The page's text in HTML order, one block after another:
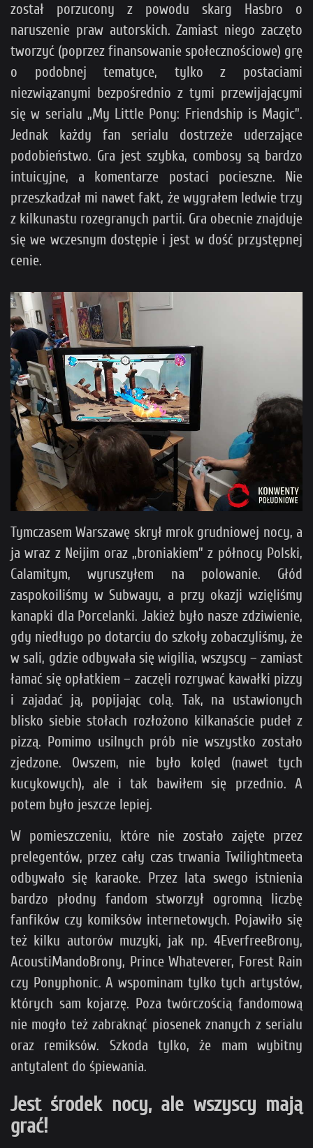
został porzucony z powodu skarg Hasbro o
naruszenie praw autorskich. Zamiast niego zaczęto
tworzyć (poprzez finansowanie społecznościowe) grę
o podobnej tematyce, tylko z postaciami
niezwiązanymi bezpośrednio z tymi przewijającymi
się w serialu „My Little Pony: Friendship is Magic”.
Jednak każdy fan serialu dostrzeże uderzające
podobieństwo. Gra jest szybka, combosy są bardzo
intuicyjne, a komentarze postaci pocieszne. Nie
przeszkadzał mi nawet fakt, że wygrałem ledwie trzy
z kilkunastu rozegranych partii. Gra obecnie znajduje
się we wczesnym dostępie i jest w dość przystępnej
cenie.
Tymczasem Warszawę skrył mrok grudniowej nocy, a
ja wraz z Neijim oraz „broniakiem” z północy Polski,
Calamitym, wyruszyłem na polowanie. Głód
zaspokoiliśmy w Subwayu, a przy okazji wzięliśmy
kanapki dla Porcelanki. Jakież było nasze zdziwienie,
gdy niedługo po dotarciu do szkoły zobaczyliśmy, że
w sali, gdzie odbywała się wigilia, wszyscy – zamiast
łamać się opłatkiem – zaczęli rozrywać kawałki pizzy
i zajadać ją, popijając colą. Tak, na ustawionych
blisko siebie stołach rozłożono kilkanaście pudeł z
pizzą. Pomimo usilnych prób nie wszystko zostało
zjedzone. Owszem, nie było kolęd (nawet tych
kucykowych), ale i tak bawiłem się przednio. A
potem było jeszcze lepiej.
W pomieszczeniu, które nie zostało zajęte przez
prelegentów, przez cały czas trwania Twilightmeeta
odbywało się karaoke. Przez lata swego istnienia
bardzo płodny fandom stworzył ogromną liczbę
fanfików czy komiksów internetowych. Pojawiło się
też kilku autorów muzyki, jak np. 4EverfreeBrony,
AcoustiMandoBrony, Prince Whateverer, Forest Rain
czy Ponyphonic. A wspominam tylko tych artystów,
których sam kojarzę. Poza twórczością fandomową
nie mogło też zabraknąć piosenek znanych z serialu
oraz remiksów. Szkoda tylko, że mam wybitny
antytalent do śpiewania.
Jest środek nocy, ale wszyscy mają
grać!